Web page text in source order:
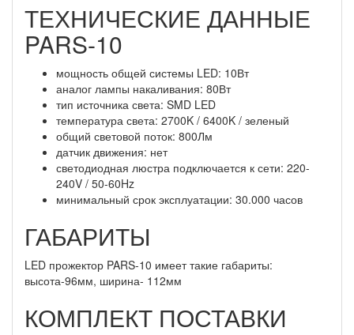
ТЕХНИЧЕСКИЕ ДАННЫЕ
PARS-10
мощность общей системы LED: 10Вт
аналог лампы накаливания: 80Вт
тип источника света: SMD LED
температура света: 2700K / 6400K / зеленый
общий световой поток: 800Лм
датчик движения: нет
светодиодная люстра подключается к сети: 220-
240V / 50-60Hz
минимальный срок эксплуатации: 30.000 часов
ГАБАРИТЫ
LED прожектор PARS-10 имеет такие габариты:
высота-96мм, ширина- 112мм
КОМПЛЕКТ ПОСТАВКИ